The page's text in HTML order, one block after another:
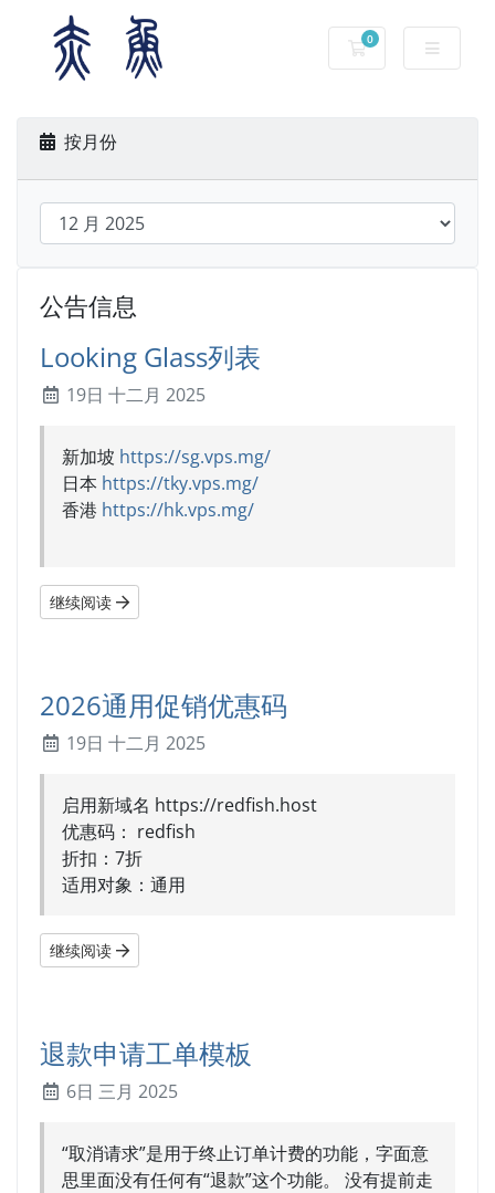
0
购物车
按月份
公告信息
Looking Glass列表
19日 十二月 2025
新加坡 https://sg.vps.mg/
日本 https://tky.vps.mg/
香港 https://hk.vps.mg/
继续阅读
2026通用促销优惠码
19日 十二月 2025
启用新域名 https://redfish.host
优惠码： redfish
折扣：7折
适用对象：通用
继续阅读
退款申请工单模板
6日 三月 2025
“取消请求”是用于终止订单计费的功能，字面意
思里面没有任何有“退款”这个功能。 没有提前走